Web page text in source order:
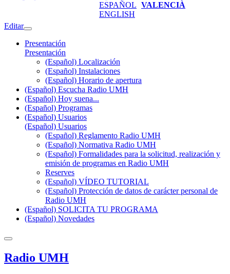
ESPAÑOL VALENCIÀ
ENGLISH
Editar
Presentación
Presentación
(Español) Localización
(Español) Instalaciones
(Español) Horario de apertura
(Español) Escucha Radio UMH
(Español) Hoy suena...
(Español) Programas
(Español) Usuarios
(Español) Usuarios
(Español) Reglamento Radio UMH
(Español) Normativa Radio UMH
(Español) Formalidades para la solicitud, realización y
emisión de programas en Radio UMH
Reserves
(Español) VÍDEO TUTORIAL
(Español) Protección de datos de carácter personal de
Radio UMH
(Español) SOLICITA TU PROGRAMA
(Español) Novedades
Radio UMH